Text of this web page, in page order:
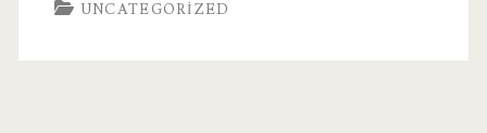
UNCATEGORIZED